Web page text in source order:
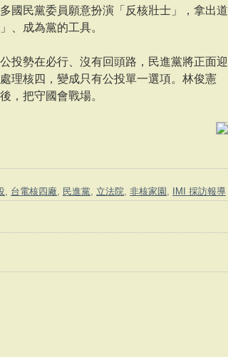
國民黨委員願意扮演「反核壯士」，拿出道
、成為黨的工具。
投勢在必行、沒有回頭路，民進黨將正面迎
理核四，變成只有公投單一選項。林俊憲
，把守國會戰場。
台電核四廠 民進黨 立法院 非核家園 IMI 採訪報導